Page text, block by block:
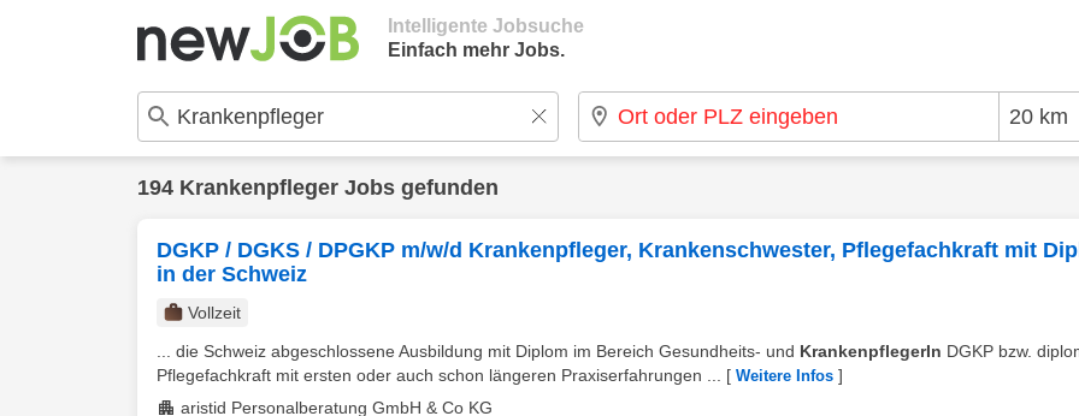
Intelligente Jobsuche
Einfach mehr Jobs.
194 Krankenpfleger Jobs gefunden
DGKP / DGKS / DPGKP m/w/d Krankenpfleger, Krankenschwester, Pflegefachkraft mit
in der Schweiz
Vollzeit
... die Schweiz abgeschlossene Ausbildung mit Diplom im Bereich Gesundheits- und KrankenpflegerIn DGKP bzw.
Pflegefachkraft mit ersten oder auch schon längeren Praxiserfahrungen ...
[ Weitere Infos ]
aristid Personalberatung GmbH & Co KG